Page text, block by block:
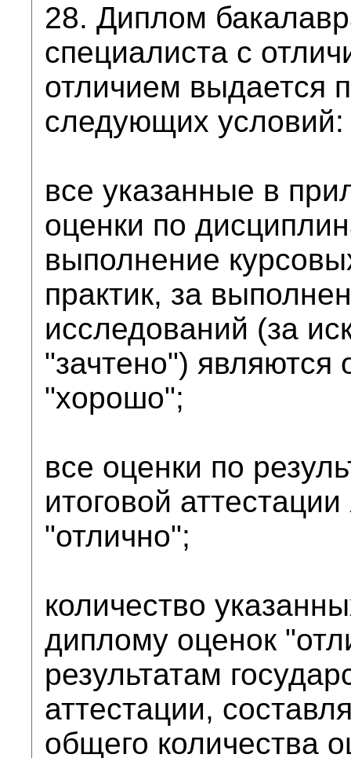
28. Диплом
специалиста с
отличием выдается
следующих условий:
все указанные в
оценки по
выполнение
практик, за
исследований (за
"зачтено") являются
"хорошо";
все оценки по
итоговой
"отлично";
количество
диплому оценок
результатам
аттестации,
общего количества